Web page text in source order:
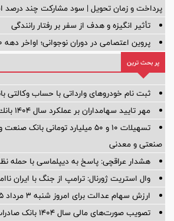
پرداخت و زمان تحویل | سود مشارکت چند
تأثیر انگیزه و هدف از سفر بر رفتار رانندگی
پروین اعتصامی در دوران نوجوانی؛ اواخر دهه ۱۲۹۰ شمسی
پر بحث ترین
ثبت نام خودروهای وارداتی با حساب وکالتی
مهر تایید سهامداران بر عملكرد سال ۱۴۰۴ بانك ملت
تسهیلات ١٠ و ۵٠ میلیارد تومانی
صنعتی و معدنی
هشدار عراقچی: پاسخ به دیپلماسی با حمله
وال استریت ژورنال: ترامپ از جنگ با ایران
ارزش سهام عدالت برای امروز شنبه ۳ مرداد ۱۴۰۵ + جدول
تصویب صورت‌های مالی سال ۱۴۰۴ بانک صادرات ایران در مجمع عمومی